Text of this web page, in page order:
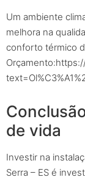
Um ambiente
melhora na
conforto térmico
de vida
Investir na
Serra – ES é